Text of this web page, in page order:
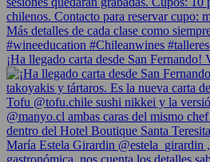
¡Ha llegado carta desde San Fernando!